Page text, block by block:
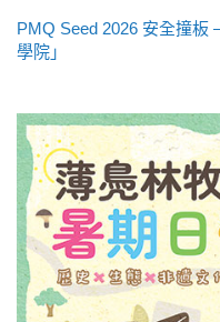
PMQ Seed 2026 安全撞板
學院」